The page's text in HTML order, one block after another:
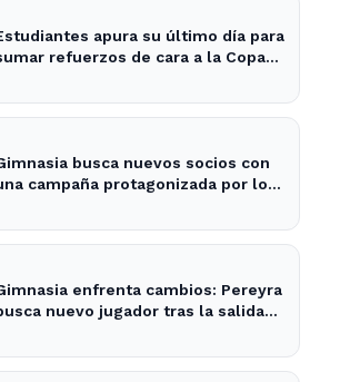
apura su último día para
refuerzos de cara a la Copa
busca nuevos socios con
campaña protagonizada por los
enfrenta cambios: Pereyra
nuevo jugador tras la salida